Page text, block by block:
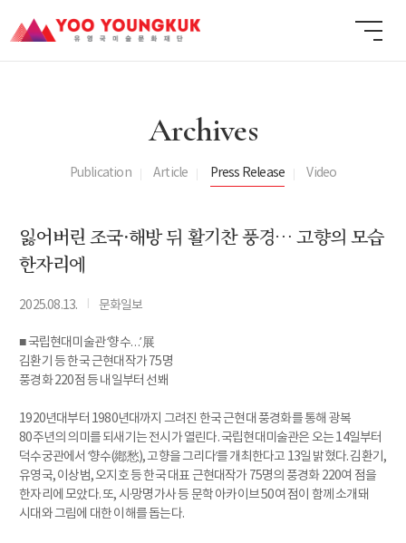
Archives
Publication Article Press Release Video
잃어버린 조국·해방 뒤 활기찬 풍경… 고향의 모습
한자리에
2025.08.13. 문화일보
■ 국립현대미술관 ‘향수…’ 展
김환기 등 한국 근현대작가 75명
풍경화 220점 등 내일부터 선봬
1920년대부터 1980년대까지 그려진 한국 근현대 풍경화를 통해 광복
80주년의 의미를 되새기는 전시가 열린다. 국립현대미술관은 오는 14일부터
덕수궁관에서 ‘향수(鄕愁), 고향을 그리다’를 개최한다고 13일 밝혔다. 김환기,
유영국, 이상범, 오지호 등 한국 대표 근현대작가 75명의 풍경화 220여 점을
한자리에 모았다. 또, 시·망명가사 등 문학 아카이브 50여 점이 함께 소개돼
시대와 그림에 대한 이해를 돕는다.